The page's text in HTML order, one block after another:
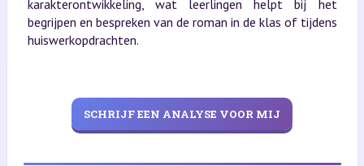
karakterontwikkeling, wat leerlingen helpt bij het
begrijpen en bespreken van de roman in de klas of tijdens
huiswerkopdrachten.
SCHRIJF EEN ANALYSE VOOR MIJ